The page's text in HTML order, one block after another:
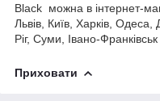
Black можна в інтернет-
Львів, Київ, Харків,
Ріг, Суми, Івано-
Приховати